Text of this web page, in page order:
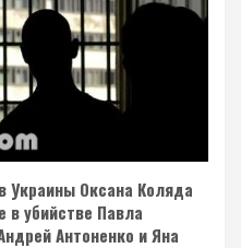
Украины Оксана Коляда
в убийстве Павла
Антоненко и Яна